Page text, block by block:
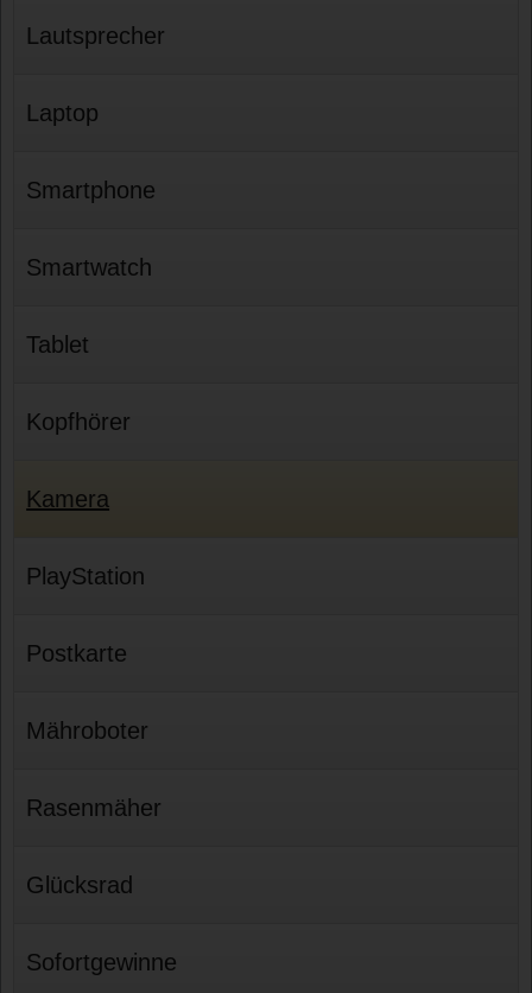
Lautsprecher
Laptop
Smartphone
Smartwatch
Tablet
Kopfhörer
Kamera
PlayStation
Postkarte
Mähroboter
Rasenmäher
Glücksrad
Sofortgewinne